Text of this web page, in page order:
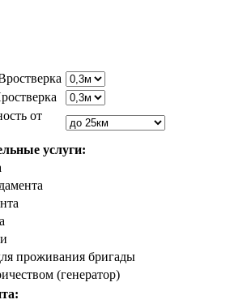
от
услуги:
проживания бригады
(генератор)